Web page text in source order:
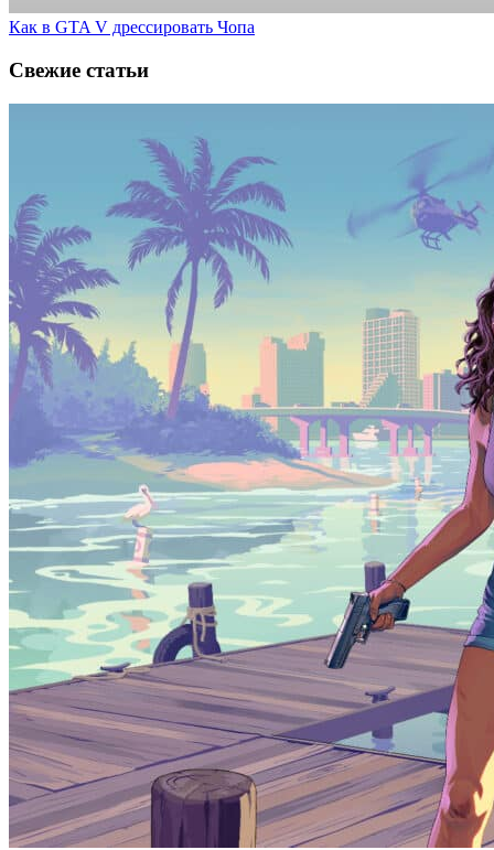
Как в GTA V дрессировать Чопа
Свежие статьи